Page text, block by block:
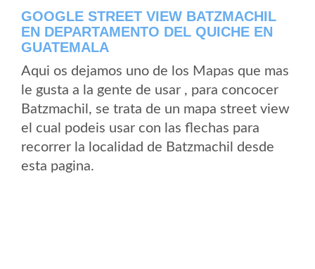
GOOGLE STREET VIEW BATZMACHIL
EN DEPARTAMENTO DEL QUICHE EN
GUATEMALA
Aqui os dejamos uno de los Mapas que mas
le gusta a la gente de usar , para concocer
Batzmachil, se trata de un mapa street view
el cual podeis usar con las flechas para
recorrer la localidad de Batzmachil desde
esta pagina.